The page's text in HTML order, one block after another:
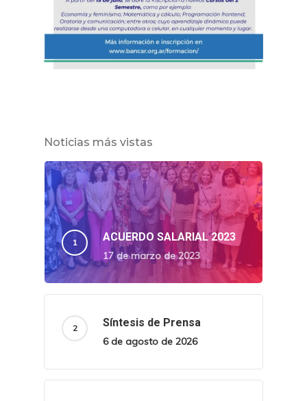
Noticias más vistas
ACUERDO SALARIAL 2023
17 de marzo de 2023
Síntesis de Prensa
6 de agosto de 2026